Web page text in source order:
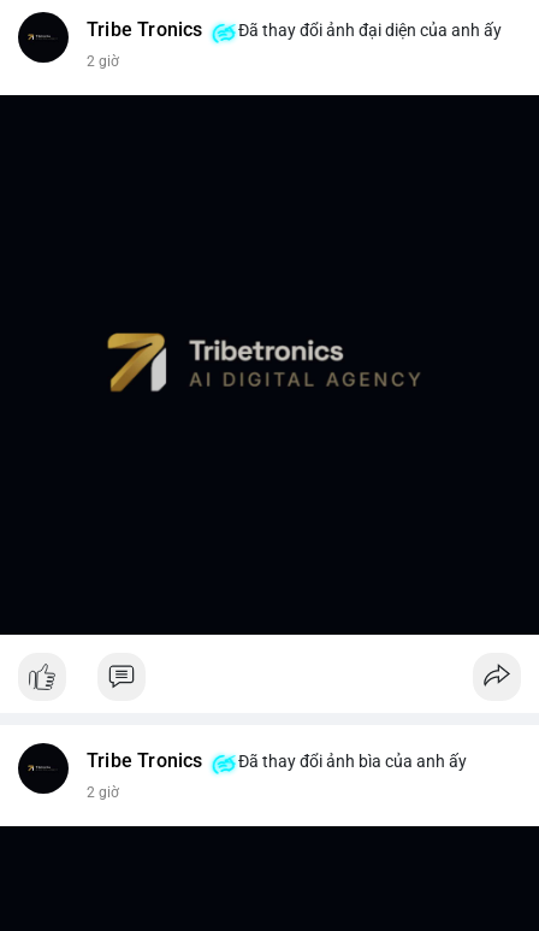
Tribe Tronics Đã thay đổi ảnh đại diện của anh ấy
2 giờ
Tribe Tronics Đã thay đổi ảnh bìa của anh ấy
2 giờ